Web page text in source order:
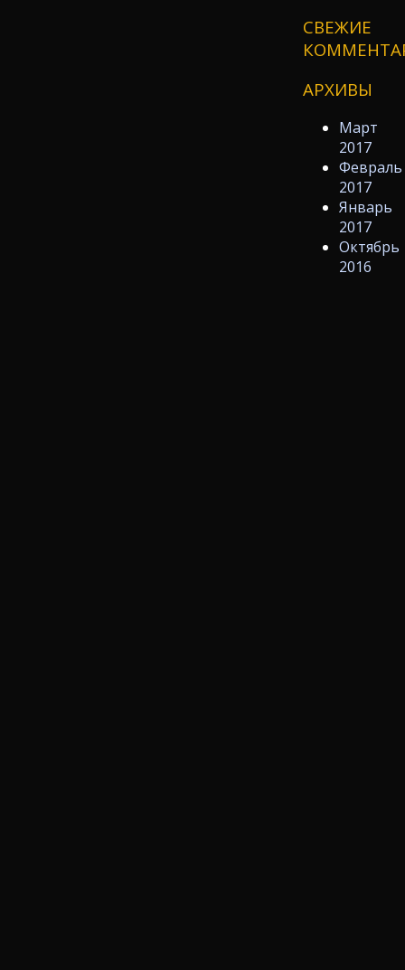
СВЕЖИЕ
АРХИВЫ
Март
2017
Февраль
2017
Январь
2017
Октябрь
2016